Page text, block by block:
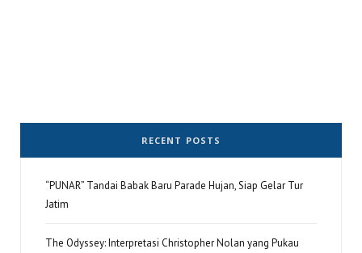
RECENT POSTS
“PUNAR” Tandai Babak Baru Parade Hujan, Siap Gelar Tur
Jatim
The Odyssey: Interpretasi Christopher Nolan yang Pukau